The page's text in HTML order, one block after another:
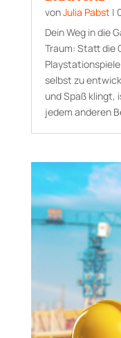
vonJulia Pabst |
Dein Weg in die
Traum: Statt die
selbst zu
und Spaß klingt,
jedem anderen